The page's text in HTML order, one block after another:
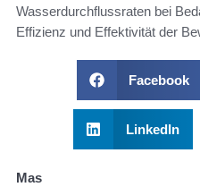
Wasserdurchflussraten bei
Effizienz und Effektivität der
Facebook
LinkedIn
Mas